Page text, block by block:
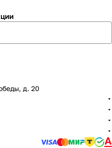
д. 20